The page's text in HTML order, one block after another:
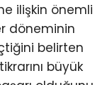
ilişkin önemli
döneminin
belirten
büyük